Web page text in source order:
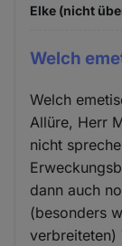
Elke (nicht
Welch
Welch
Allüre, Herr
nicht
dann auch
(besonders
verbreiteten)